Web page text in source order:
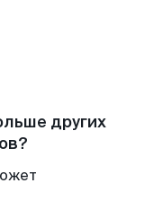
других